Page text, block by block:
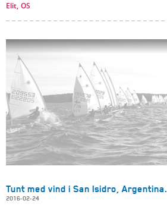
Elit, OS
Tunt med vind i San Isidro, Argentina.
2016-02-24